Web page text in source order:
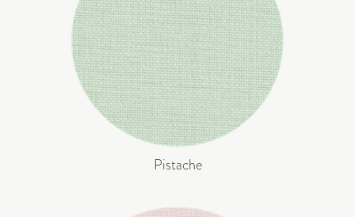
Pistache